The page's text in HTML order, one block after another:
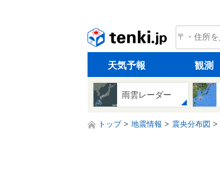
tenki.jp
天気予報 観測
雨雲レーダー
トップ 地震情報 震央分布図